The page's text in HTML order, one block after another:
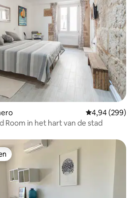
Gemiddelde
4,94 (299)
Room in het hart van de stad